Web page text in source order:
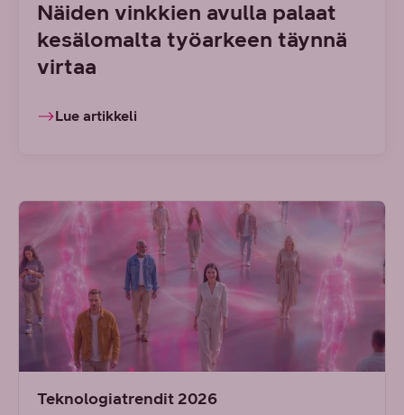
Näiden vinkkien avulla palaat
kesälomalta työarkeen täynnä
virtaa
Lue artikkeli
Teknologiatrendit 2026